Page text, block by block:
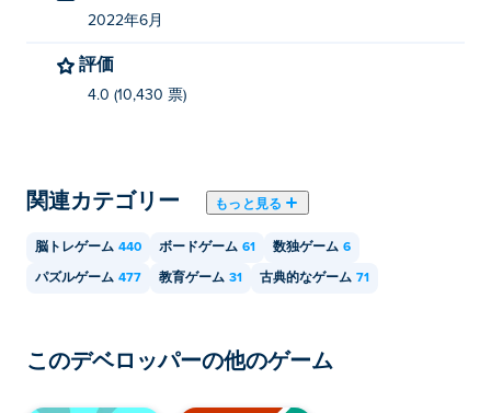
2022年6月
評価
4.0 (10,430 票)
関連カテゴリー もっと見る
脳トレゲーム 440 ボードゲーム 61 数独ゲーム 6
パズルゲーム 477 教育ゲーム 31 古典的なゲーム 71
このデベロッパーの他のゲーム